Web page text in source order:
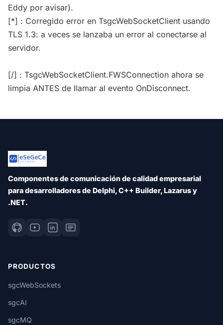
Eddy por avisar).
[*] : Corregido error en TsgcWebSocketClient usando
TLS 1.3: a veces se lanzaba un error al conectarse al
servidor.
[/] : TsgcWebSocketClient.FWSConnection ahora se
limpia ANTES de llamar al evento OnDisconnect.
Componentes de comunicación de calidad empresarial
para desarrolladores de Delphi, C++ Builder, Lazarus y
.NET.
PRODUCTOS
sgcWebSockets
sgcAI
sgcMQ